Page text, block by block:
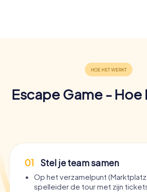
Escape Game -
01 Stel je team samen
Op het verzamelpunt
spelleider de tour met zijn